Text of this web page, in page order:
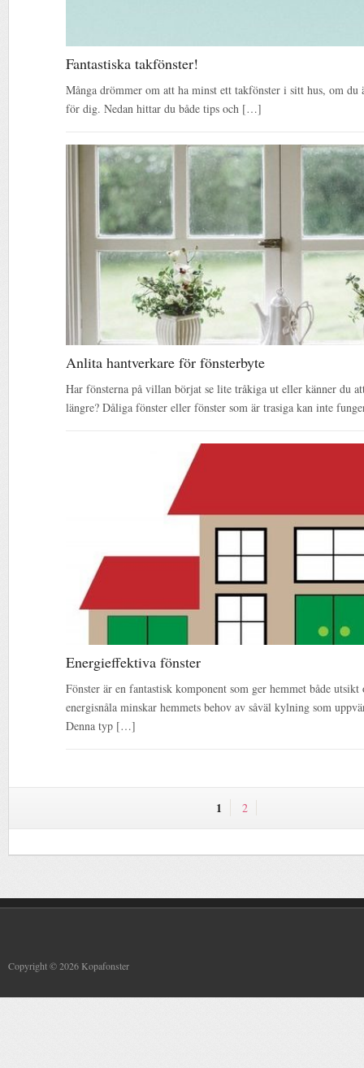
Fantastiska takfönster!
Många drömmer om att ha minst ett takfönster i sitt hus, om du
för dig. Nedan hittar du både tips och […]
Anlita hantverkare för fönsterbyte
Har fönsterna på villan börjat se lite tråkiga ut eller känner du
längre? Dåliga fönster eller fönster som är trasiga kan inte
Energieffektiva fönster
Fönster är en fantastisk komponent som ger hemmet både utsikt
energisnåla minskar hemmets behov av såväl kylning som
Denna typ […]
1 2
Copyright © 2026 Kopafonster